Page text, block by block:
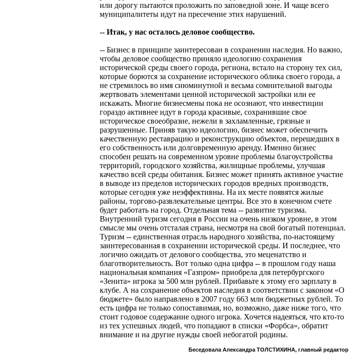
или дорогу пытаются проложить по заповедной зоне. И чаще всего
муниципалитеты идут на пресечение этих нарушений.
-- Итак, у нас осталось деловое сообщество.
-- Бизнес в принципе заинтересован в сохранении наследия. Но важно,
чтобы деловое сообщество приняло идеологию сохранения
исторической среды своего города, региона, встало на сторону тех сил,
которые борются за сохранение исторического облика своего города, а
не стремилось во имя сиюминутной и весьма сомнительной выгоды
жертвовать элементами ценной исторической застройки или ее
искажать. Многие бизнесмены пока не осознают, что инвестиции
гораздо активнее идут в города красивые, сохранившие свое
историческое своеобразие, нежели в захламленные, грязные и
разрушенные. Приняв такую идеологию, бизнес может обеспечить
качественную реставрацию и реконструкцию объектов, перешедших в
его собственность или долговременную аренду. Именно бизнес
способен решать на современном уровне проблемы благоустройства
территорий, городского хозяйства, жилищные проблемы, улучшая
качество всей среды обитания. Бизнес может принять активное участие
в выводе из пределов исторических городов вредных производств,
которые сегодня уже неэффективны. На их месте появятся жилые
районы, торгово-развлекательные центры. Все это в конечном счете
будет работать на город. Отдельная тема -- развитие туризма.
Внутренний туризм сегодня в России на очень низком уровне, в этом
смысле мы очень отсталая страна, несмотря на свой богатый потенциал.
Туризм -- единственная отрасль народного хозяйства, по-настоящему
заинтересованная в сохранении исторической среды. И последнее, что
логично ожидать от делового сообщества, это меценатство и
благотворительность. Вот только одна цифра -- в прошлом году наша
национальная компания «Газпром» приобрела для петербургского
«Зенита» игрока за 500 млн рублей. Прибавьте к этому его зарплату в
клубе. А на сохранение объектов наследия в соответствии с законом «О
бюджете» было направлено в 2007 году 663 млн бюджетных рублей. То
есть цифра не только сопоставимая, но, возможно, даже ниже того, что
стоит годовое содержание одного игрока. Хочется надеяться, что кто-то
из тех успешных людей, что попадают в списки «Форбса», обратит
внимание и на другие нужды своей небогатой родины.
Беседовала Александра ТОЛСТИХИНА, главный редактор